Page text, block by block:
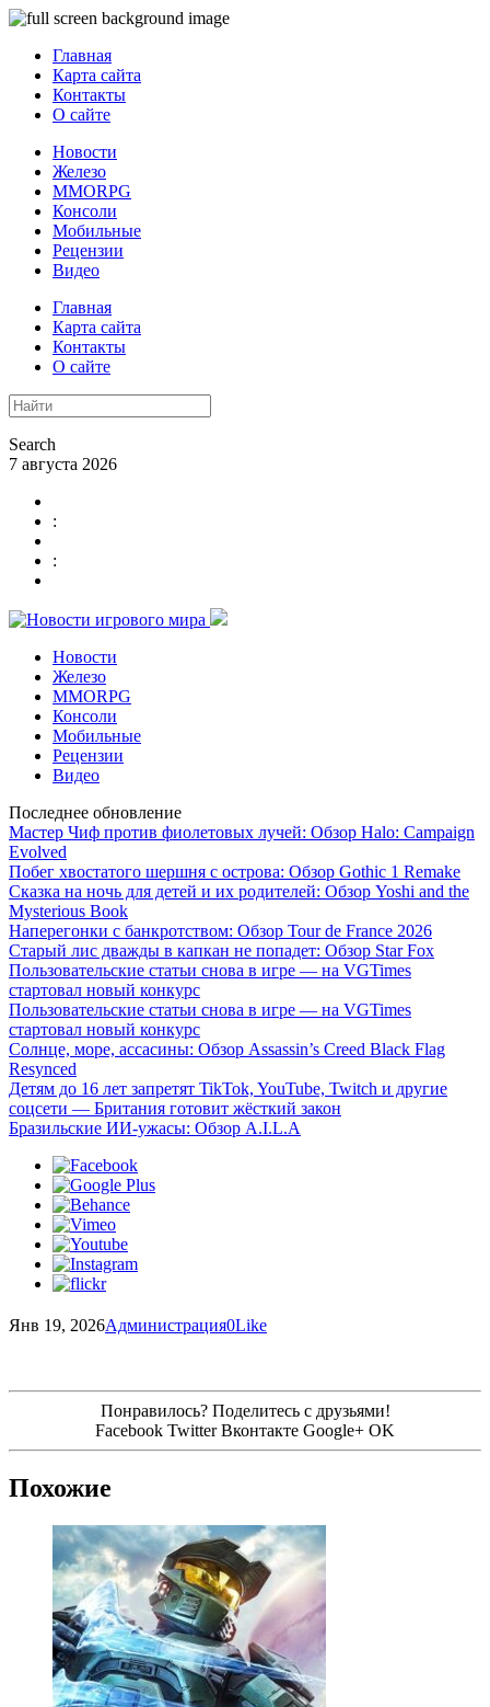
Главная
Карта сайта
Контакты
О сайте
Новости
Железо
MMORPG
Консоли
Мобильные
Рецензии
Видео
Главная
Карта сайта
Контакты
О сайте
Search
7 августа 2026
:
:
Новости
Железо
MMORPG
Консоли
Мобильные
Рецензии
Видео
Последнее обновление
Мастер Чиф против фиолетовых лучей: Обзор Halo: Campaign
Evolved
Побег хвостатого шершня с острова: Обзор Gothic 1 Remake
Сказка на ночь для детей и их родителей: Обзор Yoshi and the
Mysterious Book
Наперегонки с банкротством: Обзор Tour de France 2026
Старый лис дважды в капкан не попадет: Обзор Star Fox
Пользовательские статьи снова в игре — на VGTimes
стартовал новый конкурс
Пользовательские статьи снова в игре — на VGTimes
стартовал новый конкурс
Солнце, море, ассасины: Обзор Assassin’s Creed Black Flag
Resynced
Детям до 16 лет запретят TikTok, YouTube, Twitch и другие
соцсети — Британия готовит жёсткий закон
Бразильские ИИ-ужасы: Обзор A.I.L.A
Янв 19, 2026Администрация0Like
Понравилось? Поделитесь с друзьями!
Facebook Twitter Вконтакте Google+ OK
Похожие